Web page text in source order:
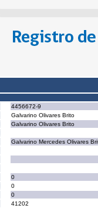
4456672-9
Galvarino Olivares Brito
Galvarino Olivares Brito
Galvarino Mercedes Olivares
0
0
0
41202